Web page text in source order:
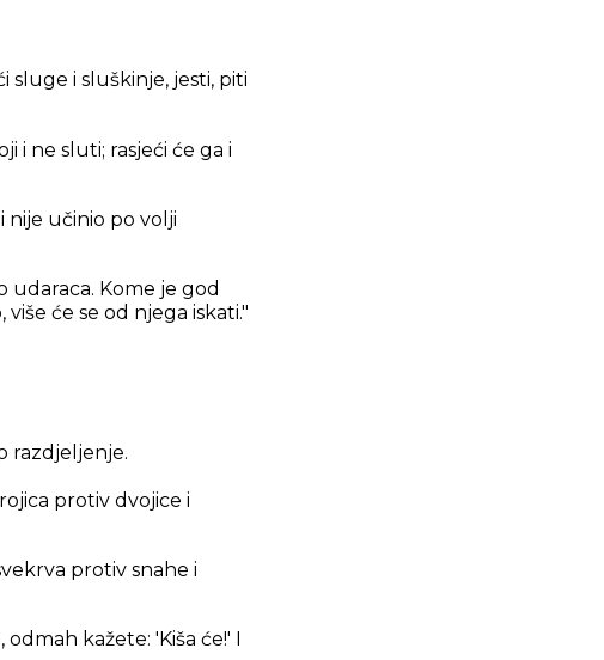
sluge i sluškinje, jesti, piti
i ne sluti; rasjeći će ga i
nije učinio po volji
udaraca. Kome je god
će se od njega iskati."
razdjeljenje.
protiv dvojice i
protiv snahe i
kažete: 'Kiša će!' I